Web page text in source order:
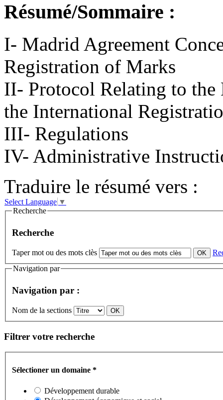
Résumé/Sommaire :
I- Madrid Agreement
Registration of Marks
II- Protocol Relating to the
the International
III- Regulations
IV- Administrative
Traduire le résumé vers :
Select Language ▼
Recherche
Recherche
Taper mot ou des mots clès
Navigation par
Navigation par :
Nom de la sections
Filtrer votre recherche
Sélectioner un domaine *
Développement durable